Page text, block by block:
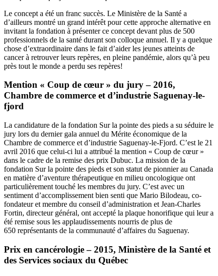
Le concept a été un franc succès. Le Ministère de la Santé a
d’ailleurs montré un grand intérêt pour cette approche alternative en
invitant la fondation à présenter ce concept devant plus de 500
professionnels de la santé durant son colloque annuel. Il y a quelque
chose d’extraordinaire dans le fait d’aider les jeunes atteints de
cancer à retrouver leurs repères, en pleine pandémie, alors qu’à peu
près tout le monde a perdu ses repères!
Mention « Coup de cœur » du jury – 2016,
Chambre de commerce et d’industrie Saguenay-le-
fjord
La candidature de la fondation Sur la pointe des pieds a su séduire le
jury lors du dernier gala annuel du Mérite économique de la
Chambre de commerce et d’industrie Saguenay-le-Fjord. C’est le 21
avril 2016 que celui-ci lui a attribué la mention « Coup de cœur »
dans le cadre de la remise des prix Dubuc. La mission de la
fondation Sur la pointe des pieds et son statut de pionnier au Canada
en matière d’aventure thérapeutique en milieu oncologique ont
particulièrement touché les membres du jury. C’est avec un
sentiment d’accomplissement bien senti que Mario Bilodeau, co-
fondateur et membre du conseil d’administration et Jean-Charles
Fortin, directeur général, ont accepté la plaque honorifique qui leur a
été remise sous les applaudissements nourris de plus de
650 représentants de la communauté d’affaires du Saguenay.
Prix en cancérologie – 2015, Ministère de la Santé et
des Services sociaux du Québec